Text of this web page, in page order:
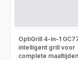
OptiGrill 4-in-1
intelligent grill voor
complete